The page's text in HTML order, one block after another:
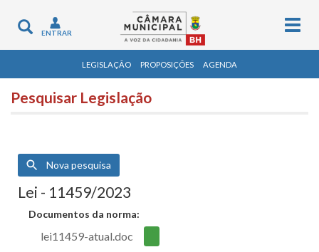
Toggle
navigation
ENTRAR
LEGISLAÇÃO PROPOSIÇÕES AGENDA
Pesquisar Legislação
Nova pesquisa
Lei - 11459/2023
Documentos da norma:
lei11459-atual.doc